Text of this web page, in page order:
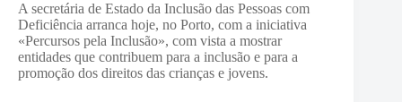
A secretária de Estado da Inclusão das Pessoas com
Deficiência arranca hoje, no Porto, com a iniciativa
«Percursos pela Inclusão», com vista a mostrar
entidades que contribuem para a inclusão e para a
promoção dos direitos das crianças e jovens.